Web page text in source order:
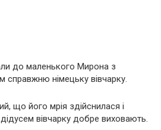
до маленького Мирона з
справжню німецьку вівчарку.
що його мрія здійснилася і
вівчарку добре виховають.